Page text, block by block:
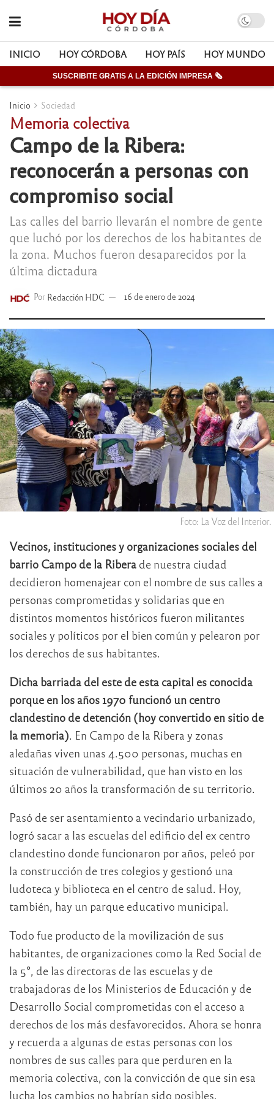
INICIO HOY CÓRDOBA HOY PAÍS HOY MUNDO
SUSCRIBITE GRATIS A LA EDICIÓN IMPRESA 🗞
Inicio Sociedad
Memoria colectiva
Campo de la Ribera:
reconocerán a personas con
compromiso social
Las calles del barrio llevarán el nombre de gente
que luchó por los derechos de los habitantes de
la zona. Muchos fueron desaparecidos por la
última dictadura
Por Redacción HDC 16 de enero de 2024
Foto: La Voz del Interior.
Vecinos, instituciones y organizaciones sociales del
barrio Campo de la Ribera de nuestra ciudad
decidieron homenajear con el nombre de sus calles a
personas comprometidas y solidarias que en
distintos momentos históricos fueron militantes
sociales y políticos por el bien común y pelearon por
los derechos de sus habitantes.
Dicha barriada del este de esta capital es conocida
porque en los años 1970 funcionó un centro
clandestino de detención (hoy convertido en sitio de
la memoria). En Campo de la Ribera y zonas
aledañas viven unas 4.500 personas, muchas en
situación de vulnerabilidad, que han visto en los
últimos 20 años la transformación de su territorio.
Pasó de ser asentamiento a vecindario urbanizado,
logró sacar a las escuelas del edificio del ex centro
clandestino donde funcionaron por años, peleó por
la construcción de tres colegios y gestionó una
ludoteca y biblioteca en el centro de salud. Hoy,
también, hay un parque educativo municipal.
Todo fue producto de la movilización de sus
habitantes, de organizaciones como la Red Social de
la 5°, de las directoras de las escuelas y de
trabajadoras de los Ministerios de Educación y de
Desarrollo Social comprometidas con el acceso a
derechos de los más desfavorecidos. Ahora se honra
y recuerda a algunas de estas personas con los
nombres de sus calles para que perduren en la
memoria colectiva, con la convicción de que sin esa
lucha los cambios no habrían sido posibles.